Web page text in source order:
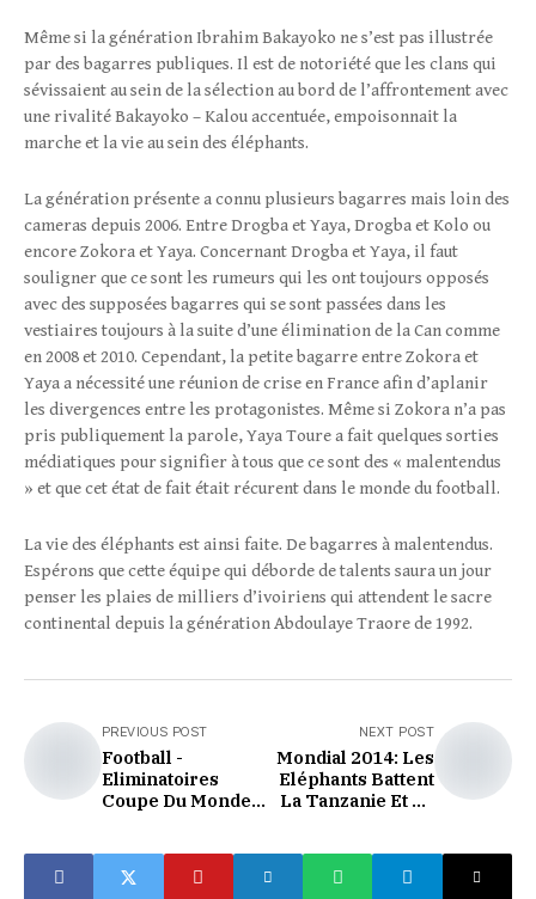
Même si la génération Ibrahim Bakayoko ne s’est pas illustrée
par des bagarres publiques. Il est de notoriété que les clans qui
sévissaient au sein de la sélection au bord de l’affrontement avec
une rivalité Bakayoko – Kalou accentuée, empoisonnait la
marche et la vie au sein des éléphants.
La génération présente a connu plusieurs bagarres mais loin des
cameras depuis 2006. Entre Drogba et Yaya, Drogba et Kolo ou
encore Zokora et Yaya. Concernant Drogba et Yaya, il faut
souligner que ce sont les rumeurs qui les ont toujours opposés
avec des supposées bagarres qui se sont passées dans les
vestiaires toujours à la suite d’une élimination de la Can comme
en 2008 et 2010. Cependant, la petite bagarre entre Zokora et
Yaya a nécessité une réunion de crise en France afin d’aplanir
les divergences entre les protagonistes. Même si Zokora n’a pas
pris publiquement la parole, Yaya Toure a fait quelques sorties
médiatiques pour signifier à tous que ce sont des « malentendus
» et que cet état de fait était récurent dans le monde du football.
La vie des éléphants est ainsi faite. De bagarres à malentendus.
Espérons que cette équipe qui déborde de talents saura un jour
penser les plaies de milliers d’ivoiriens qui attendent le sacre
continental depuis la génération Abdoulaye Traore de 1992.
PREVIOUS POST
Football -
Eliminatoires
Coupe Du Monde
Me Passer De
Drogba »
NEXT POST
Mondial 2014: Les
Eléphants Battent
La Tanzanie Et Se
Eliminatoires